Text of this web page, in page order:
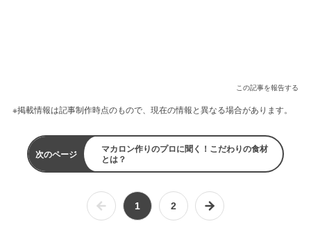
この記事を報告する
※掲載情報は記事制作時点のもので、現在の情報と異なる場合があります。
次のページ
マカロン作りのプロに聞く！こだわりの食材
とは？
1 2